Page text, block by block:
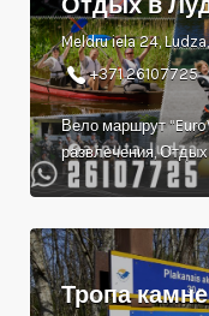
Meldru iela 24,
+371 26107725
Вело маршрут
развлечения,
Тропа